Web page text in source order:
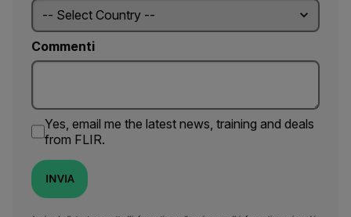
Commenti
Yes, email me the latest news, training and deals
from FLIR.
INVIA